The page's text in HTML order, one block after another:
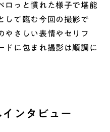
ロっと慣れた様子で堪能
して臨む今回の撮影で
やさしい表情やセリフ
ドに包まれ撮影は順調に
ンタビュー